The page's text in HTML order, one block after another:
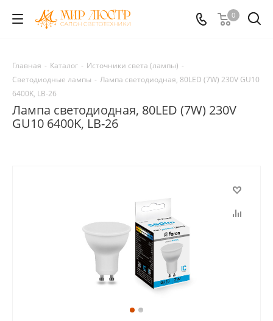
0
Главная - Каталог - Источники света (лампы) -
Светодиодные лампы - Лампа светодиодная, 80LED (7W) 230V GU10
6400K, LB-26
Лампа светодиодная, 80LED (7W) 230V
GU10 6400K, LB-26